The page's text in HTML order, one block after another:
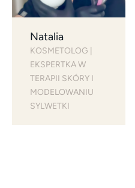
Natalia
KOSMETOLOG |
EKSPERTKA W
TERAPII SKÓRY I
MODELOWANIU
SYLWETKI